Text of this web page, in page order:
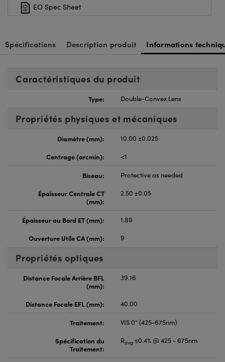
EO Spec Sheet
Spécifications Description produit Informations
Caractéristiques du produit
Type: Double-Convex Lens
Propriétés physiques et mécaniques
Diamètre (mm):
10.00 ±0.025
Centrage (arcmin):
<1
Biseau:
Protective as needed
Épaisseur Centrale CT
(mm):
2.50 ±0.05
Épaisseur au Bord ET (mm):
1.89
Ouverture Utile CA (mm):
9
Propriétés optiques
Distance Focale Arrière BFL
(mm):
39.16
Distance Focale EFL (mm): 40.00
Traitement:
VIS 0° (425-675nm)
Spécification du
Traitement:
Ravg ≤0.4% @ 425 - 675nm